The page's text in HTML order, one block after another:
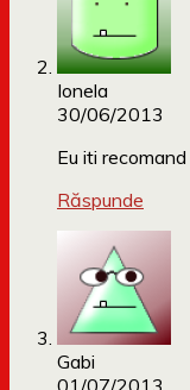
Ionela
30/06/2013
Eu iti recomand
Răspunde
Gabi